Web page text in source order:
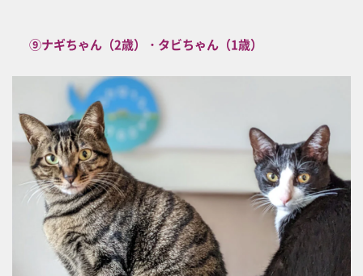
⑨ナギちゃん（2歳）・タビちゃん（1歳）